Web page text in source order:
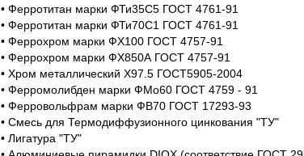
• Ферротитан марки ФТи35С5 ГОСТ 4761-91
• Ферротитан марки ФТи70С1 ГОСТ 4761-91
• Феррохром марки ФХ100 ГОСТ 4757-91
• Феррохром марки ФХ850А ГОСТ 4757-91
• Хром металлический Х97.5 ГОСТ5905-2004
• Ферромолибден марки ФМо60 ГОСТ 4759 - 91
• Ферровольфрам марки ФВ70 ГОСТ 17293-93
• Смесь для Термодиффузионного цинкования "ТУ"
• Лигатура "ТУ"